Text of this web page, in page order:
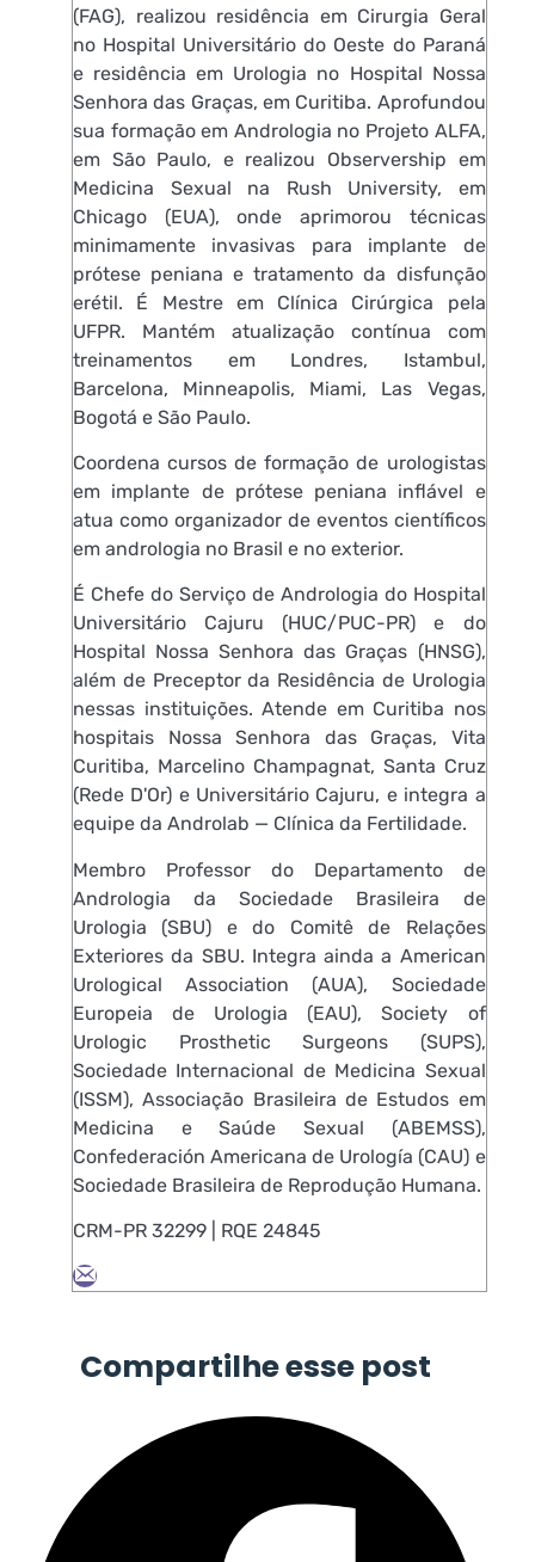
(FAG), realizou residência em Cirurgia Geral
no Hospital Universitário do Oeste do Paraná
e residência em Urologia no Hospital Nossa
Senhora das Graças, em Curitiba. Aprofundou
sua formação em Andrologia no Projeto ALFA,
em São Paulo, e realizou Observership em
Medicina Sexual na Rush University, em
Chicago (EUA), onde aprimorou técnicas
minimamente invasivas para implante de
prótese peniana e tratamento da disfunção
erétil. É Mestre em Clínica Cirúrgica pela
UFPR. Mantém atualização contínua com
treinamentos em Londres, Istambul,
Barcelona, Minneapolis, Miami, Las Vegas,
Bogotá e São Paulo.
Coordena cursos de formação de urologistas
em implante de prótese peniana inflável e
atua como organizador de eventos científicos
em andrologia no Brasil e no exterior.
É Chefe do Serviço de Andrologia do Hospital
Universitário Cajuru (HUC/PUC-PR) e do
Hospital Nossa Senhora das Graças (HNSG),
além de Preceptor da Residência de Urologia
nessas instituições. Atende em Curitiba nos
hospitais Nossa Senhora das Graças, Vita
Curitiba, Marcelino Champagnat, Santa Cruz
(Rede D'Or) e Universitário Cajuru, e integra a
equipe da Androlab — Clínica da Fertilidade.
Membro Professor do Departamento de
Andrologia da Sociedade Brasileira de
Urologia (SBU) e do Comitê de Relações
Exteriores da SBU. Integra ainda a American
Urological Association (AUA), Sociedade
Europeia de Urologia (EAU), Society of
Urologic Prosthetic Surgeons (SUPS),
Sociedade Internacional de Medicina Sexual
(ISSM), Associação Brasileira de Estudos em
Medicina e Saúde Sexual (ABEMSS),
Confederación Americana de Urología (CAU) e
Sociedade Brasileira de Reprodução Humana.
CRM-PR 32299 | RQE 24845
Compartilhe esse post